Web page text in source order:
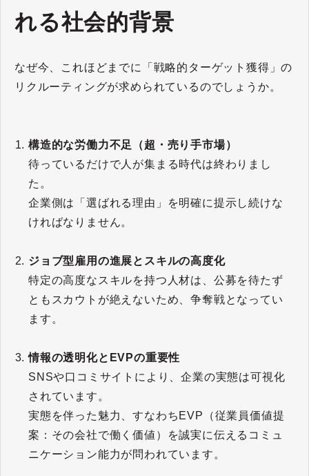
れる社会的背景
なぜ今、これほどまでに「戦略的ターゲット獲得」の
リクルーティングが求められているのでしょうか。
構造的な労働力不足（超・売り手市場）
待っているだけで人が集まる時代は終わりまし
た。
企業側は「選ばれる理由」を明確に提示し続けな
ければなりません。
ジョブ型雇用の進展とスキルの高度化
特定の高度なスキルを持つ人材は、公募を待たず
ともスカウトが絶えないため、争奪戦となってい
ます。
情報の透明化とEVPの重要性
SNSや口コミサイトにより、企業の実態は可視化
されています。
実態を伴った魅力、すなわちEVP（従業員価値提
案：その会社で働く価値）を誠実に伝えるコミュ
ニケーション能力が問われています。